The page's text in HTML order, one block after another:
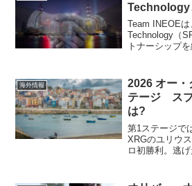
Technology
Team INEOE
Technology（
トナーシップ
Silverstone
海外情報
2026 オー・
テージ ス
は?
第1ステージで
XRGのユリウ
ロ初勝利。逃
チームのため
やく報われた
ルバ～バレイ